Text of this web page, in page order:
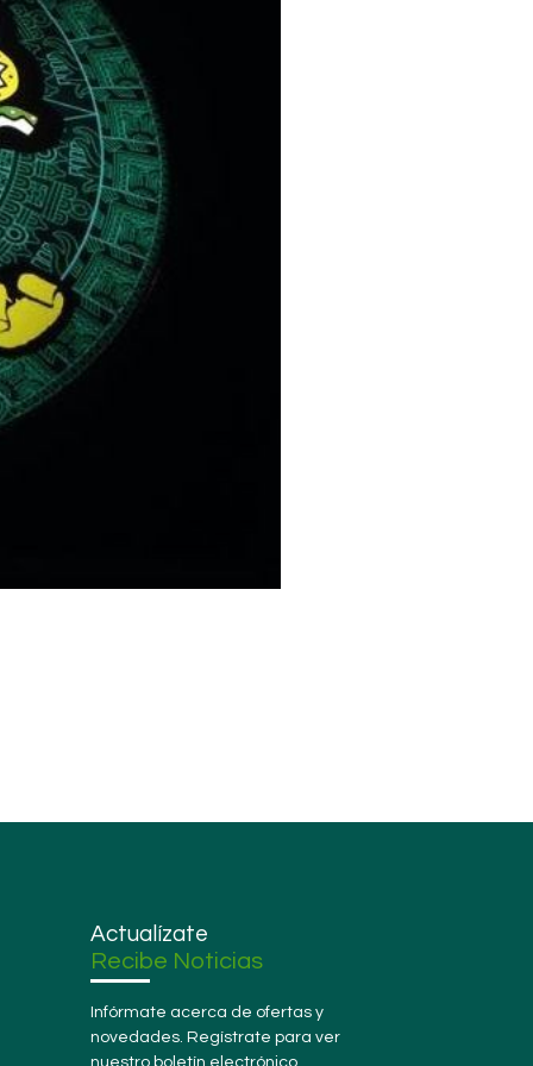
Actualízate
Recibe Noticias
Infórmate acerca de ofertas y
novedades. Regístrate para ver
nuestro boletín electrónico.